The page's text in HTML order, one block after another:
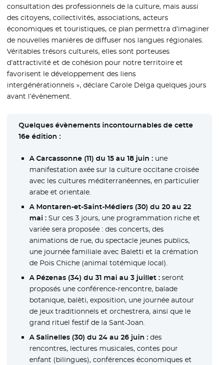
consultation des professionnels de la culture, mais aussi
des citoyens, collectivités, associations, acteurs
économiques et touristiques, ce plan permettra d’imaginer
de nouvelles manières de diffuser nos langues régionales.
Véritables trésors culturels, elles sont porteuses
d’attractivité et de cohésion pour notre territoire et
favorisent le développement des liens
intergénérationnels », déclare Carole Delga quelques jours
avant l’évènement.
Quelques évènements incontournables de cette
16e édition :
A Carcassonne (11) du 15 au 18 juin : une
manifestation axée sur la culture occitane croisée
avec les cultures méditerranéennes, en particulier
arabe et orientale.
A Montaren-et-Saint-Médiers (30) du 20 au 22
mai : Sur ces 3 jours, une programmation riche et
variée sera proposée : des concerts, des
animations de rue, du spectacle jeunes publics,
une journée familiale avec Baletti et la crémation
de Pois Chiche (animal totémique local).
A Pézenas (34) du 31 mai au 3 juillet :seront
proposés une conférence-rencontre, balade
botanique, balèti, exposition, une journée autour
de jeux traditionnels et orchestrera, ainsi que le
grand rituel festif de la Sant-Joan.
A Salinelles (30) du 24 au 26 juin : des
rencontres, lectures musicales, contes pour
enfant (bilingues), conférences économiques et